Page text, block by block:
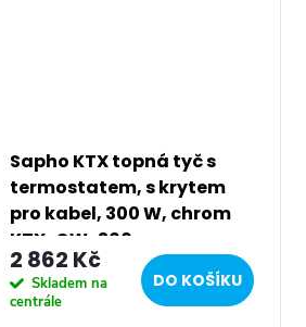
Sapho KTX topná tyč s
termostatem, s krytem
pro kabel, 300 W, chrom
KTX-CW-300
2 862 Kč
Skladem na
centrále
DO KOŠÍKU